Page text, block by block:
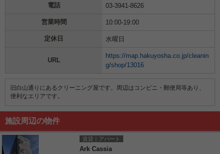
電話 03-3941-8626
営業時間 10:00-19:00
定休日 水曜日
URL
https://map.hakuyosha.co.jp/cleanin
g/shop/13016
旧白山通りにあるクリーニング屋です。周辺はコンビニ・郵便局等あり、
便利なエリアです。
施設周辺の物件
賃貸｜アパート
Ark Cassia